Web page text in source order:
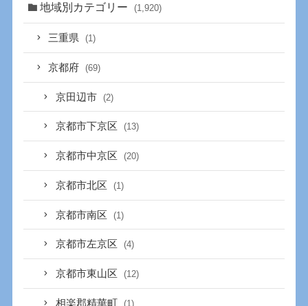
地域別カテゴリー (1,920)
三重県 (1)
京都府 (69)
京田辺市 (2)
京都市下京区 (13)
京都市中京区 (20)
京都市北区 (1)
京都市南区 (1)
京都市左京区 (4)
京都市東山区 (12)
相楽郡精華町 (1)